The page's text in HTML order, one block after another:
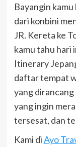
Bayangin
dari konbini
JR. Kereta ke
kamu tahu hari
Itinerary
daftar tempat
yang
yang ingin
tersesat, dan
Kami diAyo